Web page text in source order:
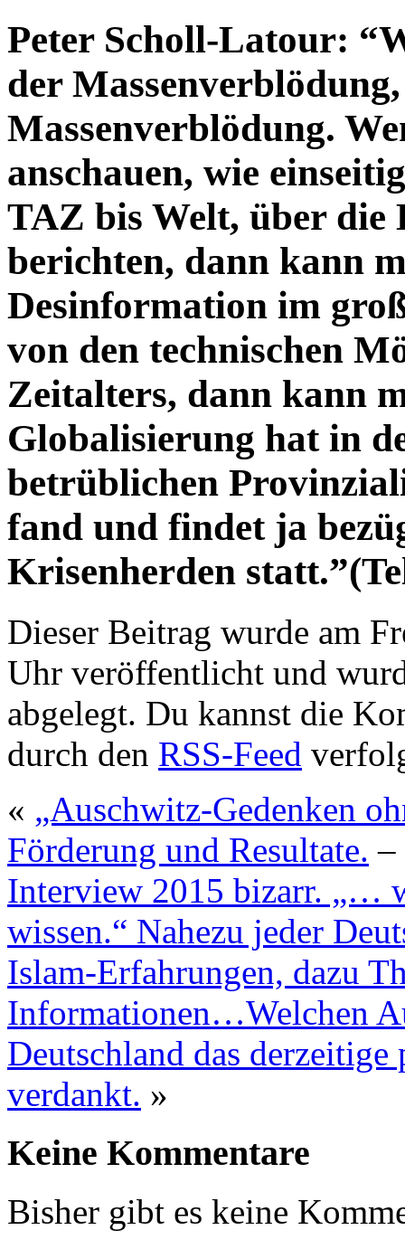
Peter Scholl-Latour:
der
Massenverblödung.
anschauen, wie
TAZ bis Welt, über die
berichten, dann kann
Desinformation im
von den technischen
Zeitalters, dann kann
Globalisierung hat in
betrüblichen
fand und findet ja
Krisenherden
Dieser Beitrag wurde am
Uhr veröffentlicht und
abgelegt. Du kannst die
durch den RSS-Feed
« „Auschwitz-Gedenken
Förderung und Resultate. –
Interview 2015 bizarr. „…
wissen.“ Nahezu jeder
Islam-Erfahrungen, dazu
Informationen…Welchen
Deutschland das
verdankt. »
Keine Kommentare
Bisher gibt es keine